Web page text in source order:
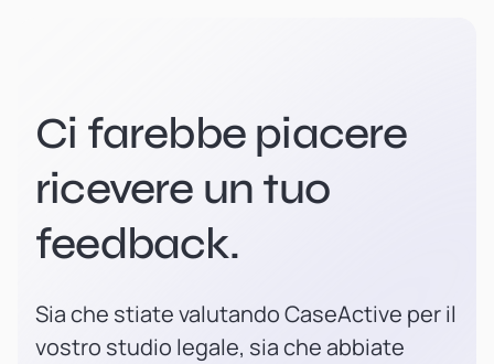
Ci farebbe piacere
ricevere un tuo
feedback.
Sia che stiate valutando CaseActive per il
vostro studio legale, sia che abbiate